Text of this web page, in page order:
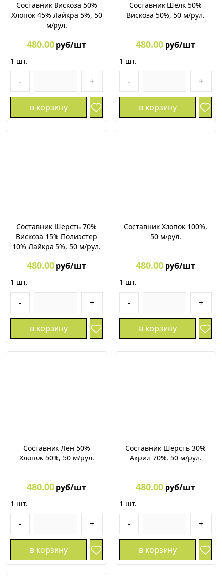
Составник Вискоза 50%
Хлопок 45% Лайкра 5%, 50
м/рул.
480.00 руб/шт
1 шт.
- +
в корзину
Составник Шелк 50%
Вискоза 50%, 50 м/рул.
480.00 руб/шт
1 шт.
- +
в корзину
Составник Шерсть 70%
Вискоза 15% Полиэстер
10% Лайкра 5%, 50 м/рул.
480.00 руб/шт
1 шт.
- +
в корзину
Составник Хлопок 100%,
50 м/рул.
480.00 руб/шт
1 шт.
- +
в корзину
Составник Лен 50%
Хлопок 50%, 50 м/рул.
480.00 руб/шт
1 шт.
- +
в корзину
Составник Шерсть 30%
Акрил 70%, 50 м/рул.
480.00 руб/шт
1 шт.
- +
в корзину